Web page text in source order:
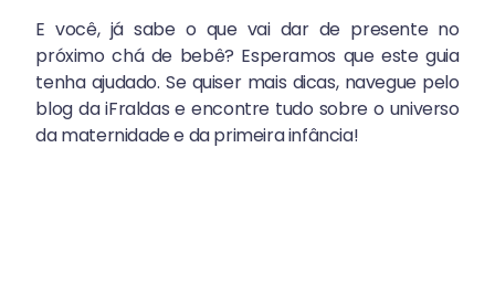
E você, já sabe o que vai dar de presente no
próximo chá de bebê? Esperamos que este guia
tenha ajudado. Se quiser mais dicas, navegue pelo
blog da iFraldas e encontre tudo sobre o universo
da maternidade e da primeira infância!